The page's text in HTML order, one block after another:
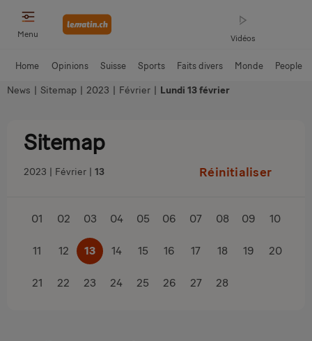
Menu
Home Opinions Suisse Sports Faits divers Monde People
Vidéos
News | Sitemap | 2023 | Février | Lundi 13 février
Sitemap
2023 Février 13 Réinitialiser
01 02 03 04 05 06 07 08 09 10
11 12 13 14 15 16 17 18 19 20
21 22 23 24 25 26 27 28